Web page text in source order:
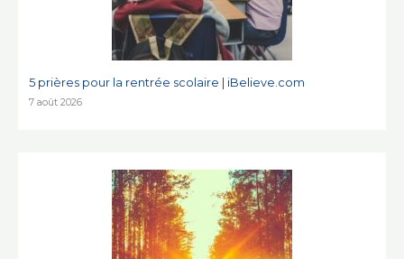
5 prières pour la rentrée scolaire | iBelieve.com
7 août 2026